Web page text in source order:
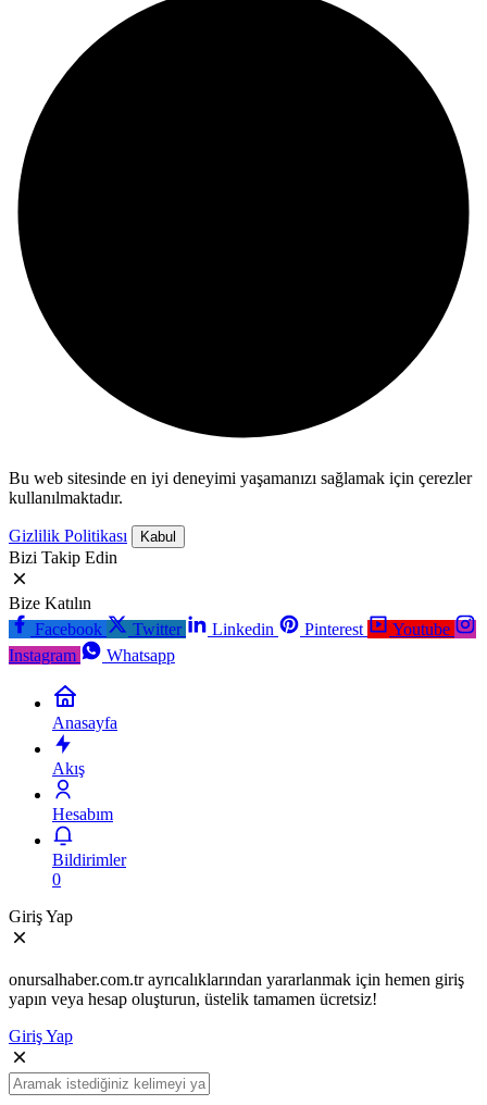
Bu web sitesinde en iyi deneyimi yaşamanızı sağlamak için çerezler
kullanılmaktadır.
Gizlilik Politikası Kabul
Bizi Takip Edin
Bize Katılın
Facebook
Twitter Linkedin Pinterest
Youtube
Instagram
Whatsapp
Anasayfa
Akış
Hesabım
Bildirimler
0
Giriş Yap
onursalhaber.com.tr ayrıcalıklarından yararlanmak için hemen giriş
yapın veya hesap oluşturun, üstelik tamamen ücretsiz!
Giriş Yap